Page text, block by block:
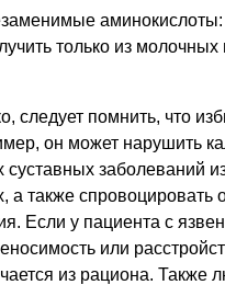
только из молочных
следует помнить, что
он может нарушить
суставных заболеваний
а также
Если у пациента с
или
из рациона. Также